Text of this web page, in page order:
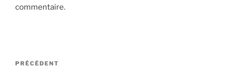
commentaire.
Navigation
Article
PRÉCÉDENT